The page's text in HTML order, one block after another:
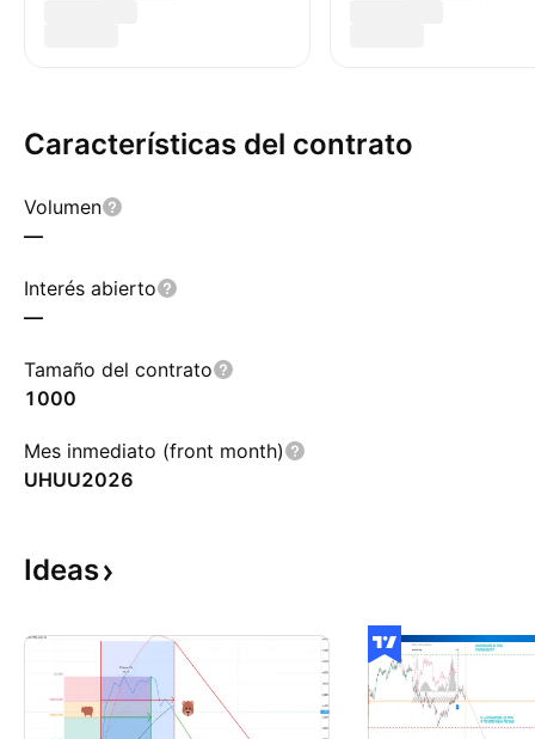
Características del contrato
Volumen
—
Interés abierto
—
Tamaño del contrato
1000
Mes inmediato (front month)
UHUU2026
Ideas